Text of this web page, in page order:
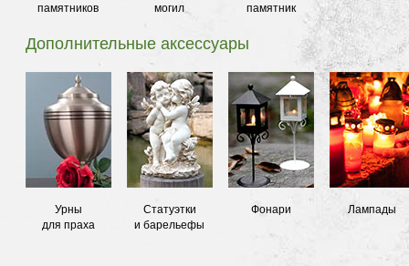
памятников
могил
памятник
Дополнительные аксессуары
Урны
для праха
Статуэтки
и барельефы
Фонари Лампады